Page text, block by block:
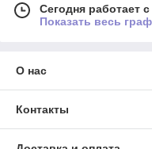
Сегодня работает
Показать весь
О нас
Контакты